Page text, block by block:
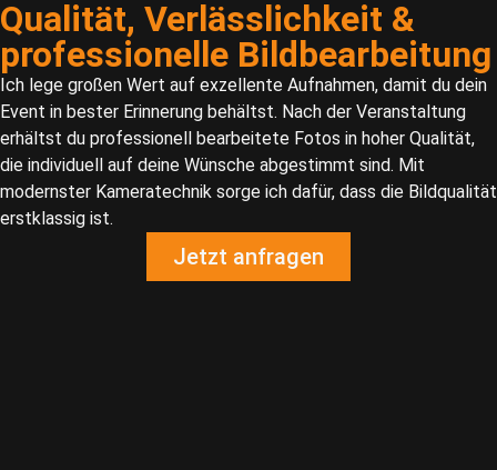
Qualität, Verlässlichkeit &
professionelle Bildbearbeitung
Ich lege großen Wert auf exzellente Aufnahmen, damit du dein
Event in bester Erinnerung behältst. Nach der Veranstaltung
erhältst du professionell bearbeitete Fotos in hoher Qualität,
die individuell auf deine Wünsche abgestimmt sind. Mit
modernster Kameratechnik sorge ich dafür, dass die Bildqualität
erstklassig ist.
Jetzt anfragen